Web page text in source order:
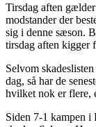
Tirsdag aften
modstander der
sig i denne sæson.
tirsdag aften kigger
Selvom
dag, så har de
hvilket nok er flere,
Siden 7-1 kampen